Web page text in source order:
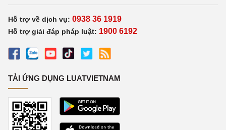
Hỗ trợ về dịch vụ: 0938 36 1919
Hỗ trợ giải đáp pháp luật: 1900 6192
TẢI ỨNG DỤNG LUATVIETNAM